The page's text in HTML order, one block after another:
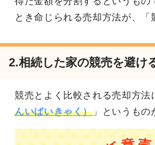
とき命じられる売却方法が、「
2.相続した家の競売を避け
競売とよく比較される売却方法
んいばいきゃく） 」というもの